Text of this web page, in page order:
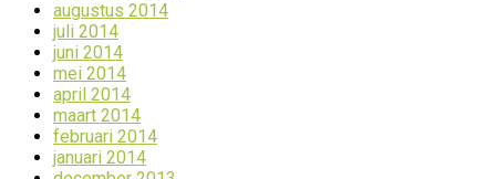
augustus 2014
juli 2014
juni 2014
mei 2014
april 2014
maart 2014
februari 2014
januari 2014